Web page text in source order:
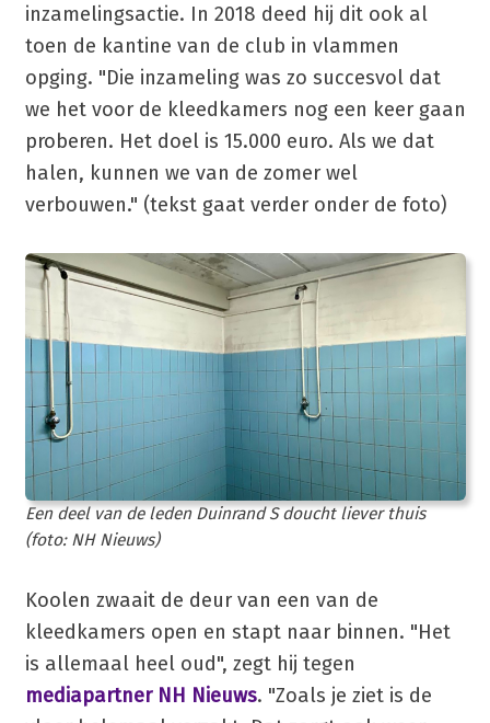
inzamelingsactie. In 2018 deed hij dit ook al
toen de kantine van de club in vlammen
opging. "Die inzameling was zo succesvol dat
we het voor de kleedkamers nog een keer gaan
proberen. Het doel is 15.000 euro. Als we dat
halen, kunnen we van de zomer wel
verbouwen." (tekst gaat verder onder de foto)
Een deel van de leden Duinrand S doucht liever thuis
(foto: NH Nieuws)
Koolen zwaait de deur van een van de
kleedkamers open en stapt naar binnen. "Het
is allemaal heel oud", zegt hij tegen
mediapartner NH Nieuws. "Zoals je ziet is de